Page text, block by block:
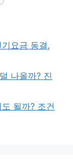
기요금 동결,
나올까? 진
될까? 조건